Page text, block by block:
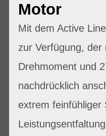
Motor
Mit dem Active
zur Verfügung,
Drehmoment und
nachdrücklich
extrem feinfühliger